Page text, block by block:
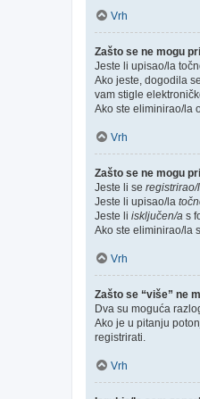
Vrh
Zašto se ne mogu
Jeste li upisao/la
Ako jeste, dogodila
vam stigle
Ako ste eliminirao/la
Vrh
Zašto se ne mogu
Jeste li se registrirao/
Jeste li upisao/la
Jeste li isključen/a s
Ako ste eliminirao/la
Vrh
Zašto se “više” ne
Dva su moguća
Ako je u pitanju
registrirati.
Vrh